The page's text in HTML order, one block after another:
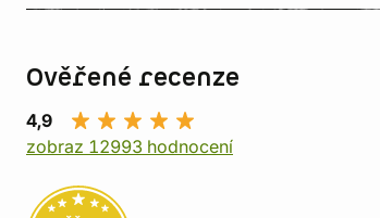
Ověřené recenze
4,9
zobraz 12993 hodnocení